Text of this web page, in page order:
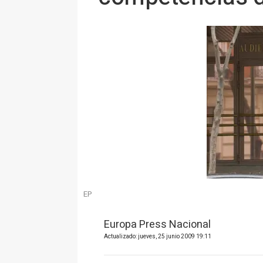
EP
Europa Press Nacional
Actualizado: jueves, 25 junio 2009 19:11